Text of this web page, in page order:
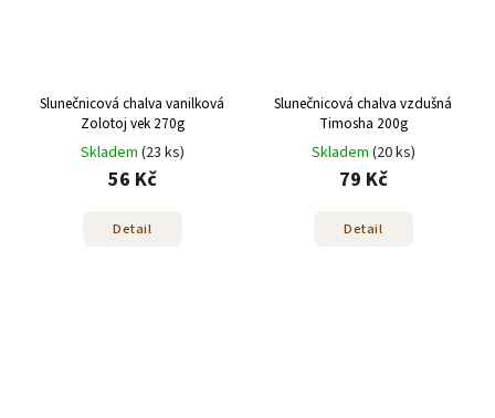
Slunečnicová chalva vanilková
Zolotoj vek 270g
Skladem (23 ks)
56 Kč
Detail
Slunečnicová chalva vzdušná
Timosha 200g
Skladem (20 ks)
79 Kč
Detail